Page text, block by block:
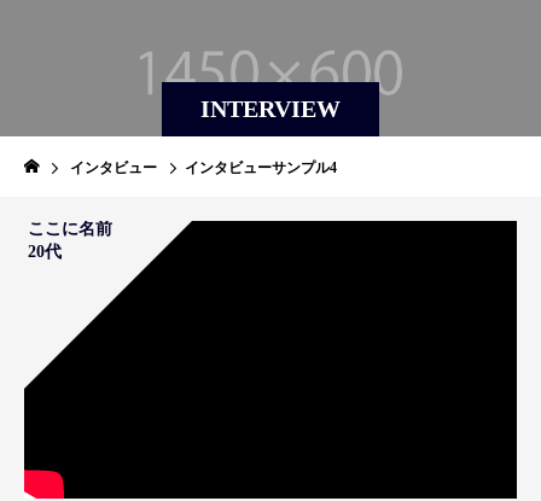
INTERVIEW
インタビュー インタビューサンプル4
ここに名前
20代